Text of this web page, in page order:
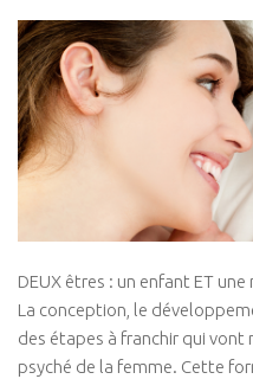
TMO
Techniques
Dry
Crochetage
DEUX êtres : un enfant ET une
La conception, le
des étapes à franchir qui vont
psyché de la femme. Cette